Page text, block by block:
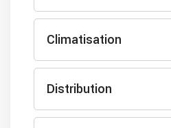
Climatisation
Distribution